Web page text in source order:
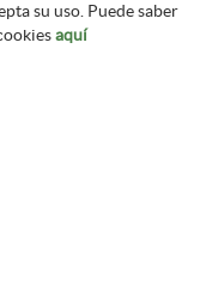
su uso. Puede saber
aquí